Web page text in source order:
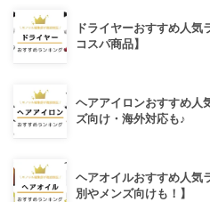
ドライヤーおすすめ人気
コスパ商品】
ヘアアイロンおすすめ人
ズ向け・海外対応も♪
ヘアオイルおすすめ人気
別やメンズ向けも！】